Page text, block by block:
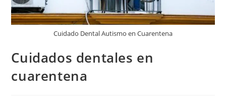
Cuidado Dental Autismo en Cuarentena
Cuidados dentales en
cuarentena